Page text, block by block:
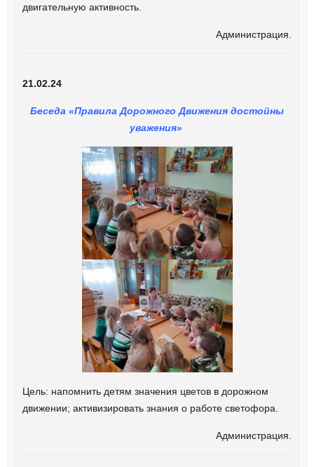
двигательную активность.
Администрация.
21.02.24
Беседа «Правила Дорожного Движения достойны
уважения»
Цель: напомнить детям значения цветов в дорожном
движении; активизировать знания о работе светофора.
Администрация.